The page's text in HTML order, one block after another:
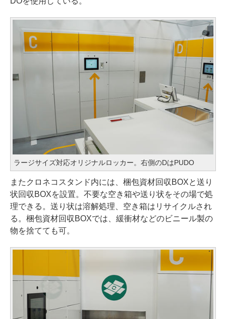
ラージサイズ対応オリジナルロッカー。右側のDはPUDO
またクロネコスタンド内には、梱包資材回収BOXと送り
状回収BOXを設置。不要な空き箱や送り状をその場で処
理できる。送り状は溶解処理、空き箱はリサイクルされ
る。梱包資材回収BOXでは、緩衝材などのビニール製の
物を捨てても可。